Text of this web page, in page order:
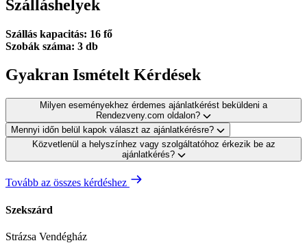
Szálláshelyek
Szállás kapacitás: 16 fő
Szobák száma: 3 db
Gyakran Ismételt Kérdések
Milyen eseményekhez érdemes ajánlatkérést beküldeni a
Rendezveny.com oldalon?
Mennyi időn belül kapok választ az ajánlatkérésre?
Közvetlenül a helyszínhez vagy szolgáltatóhoz érkezik be az
ajánlatkérés?
Tovább az összes kérdéshez
Szekszárd
Strázsa Vendégház